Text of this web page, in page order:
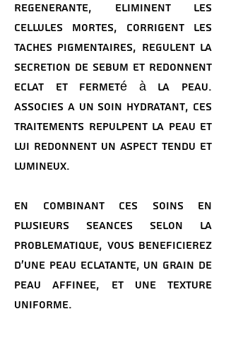
regenerante, eliminent les
cellules mortes, corrigent les
taches pigmentaires, regulent la
secretion de sebum et redonnent
eclat et fermeté à la peau.
Associes a un soin hydratant, ces
traitements repulpent la peau et
lui redonnent un aspect tendu et
lumineux.
En combinant ces soins en
plusieurs seances selon la
problematique, vous beneficierez
d'une peau eclatante, un grain de
peau affinee, et une texture
uniforme.